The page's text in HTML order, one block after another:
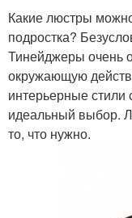
Какие люстры
подростка?
Тинейджеры очень
окружающую
интерьерные
идеальный выбор.
то, что нужно.